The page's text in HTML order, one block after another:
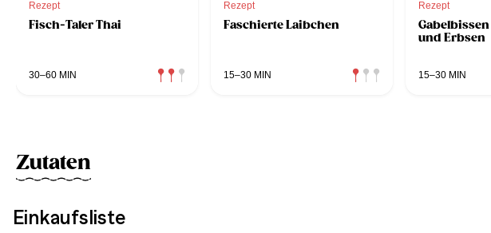
Rezept
Fisch-Taler Thai
30–60 MIN
Rezept
Faschierte Laibchen
15–30 MIN
Rezept
und Erbsen
15–30 MIN
Zutaten